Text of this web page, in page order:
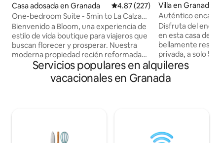
Casa adosada en Granada Calificación promedio: 4.87 de
4.87 (227)
One-bedroom Suite - 5min to La Calzada
+ 30MB wifi
Bienvenido a Bloom, una experiencia de
estilo de vida boutique para viajeros que
buscan florecer y prosperar. Nuestra
moderna propiedad recién reformada
de 2500 pies cuadrados con cuatro
suites privadas en el pintoresco y
tranquilo rincón de Granada es el punto
de coworking Casa Bloom y a la piscina
cuando esté disponible. + Aparcamiento
Villa en Granada
Auténtico
privada en el
Disfruta del
en esta casa de 3
bellamente
privada, a solo 5
principal. Su
propiedad
inglés y español,
en comparación
Servicios populares en alquileres
vacacionales en Granada